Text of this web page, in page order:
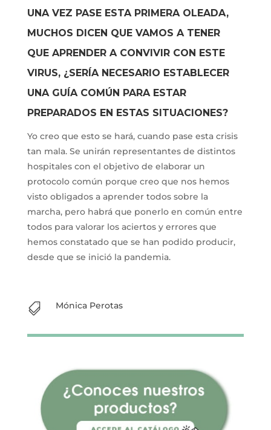
UNA VEZ PASE ESTA PRIMERA OLEADA,
MUCHOS DICEN QUE VAMOS A TENER
QUE APRENDER A CONVIVIR CON ESTE
VIRUS, ¿SERÍA NECESARIO ESTABLECER
UNA GUÍA COMÚN PARA ESTAR
PREPARADOS EN ESTAS SITUACIONES?
Yo creo que esto se hará, cuando pase esta crisis
tan mala. Se unirán representantes de distintos
hospitales con el objetivo de elaborar un
protocolo común porque creo que nos hemos
visto obligados a aprender todos sobre la
marcha, pero habrá que ponerlo en común entre
todos para valorar los aciertos y errores que
hemos constatado que se han podido producir,
desde que se inició la pandemia.
 Mónica Perotas